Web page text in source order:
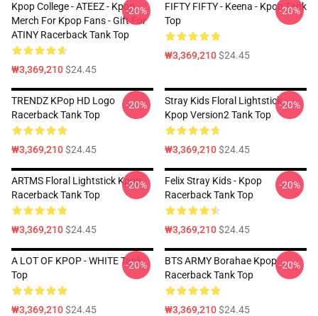
Kpop College - ATEEZ - Kpop
Merch For Kpop Fans - Gift For
ATINY Racerback Tank Top
₩3,369,210$24.45
-20%
FIFTY FIFTY - Keena - Kpop Tank
Top
₩3,369,210$24.45
-20%
TRENDZ KPop HD Logo
Racerback Tank Top
₩3,369,210$24.45
-20%
Stray Kids Floral Lightstick
Kpop Version2 Tank Top
₩3,369,210$24.45
-20%
ARTMS Floral Lightstick Kpop
Racerback Tank Top
₩3,369,210$24.45
-20%
Felix Stray Kids - Kpop
Racerback Tank Top
₩3,369,210$24.45
-20%
A LOT OF KPOP - WHITE Tank
Top
₩3,369,210$24.45
-20%
BTS ARMY Borahae Kpop
Racerback Tank Top
₩3,369,210$24.45
-20%